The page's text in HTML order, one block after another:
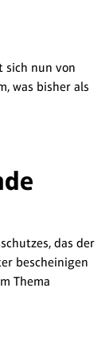
sich nun von
was bisher als
das der
bescheinigen
Thema